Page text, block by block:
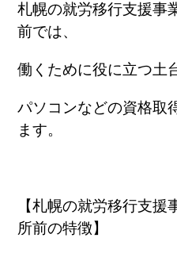
札幌の就労移行支援
前では、
働くために役に立つ土
パソコンなどの資格取
ます。
【札幌の就労移行支
所前の特徴】